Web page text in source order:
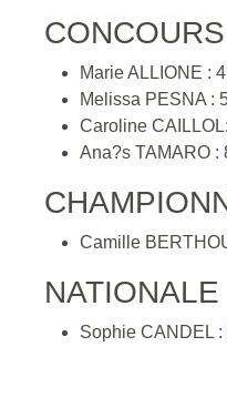
Marie ALLIONE :
Melissa PESNA :
Caroline
Ana?s TAMARO :
Camille
NATIONALE
Sophie CANDEL